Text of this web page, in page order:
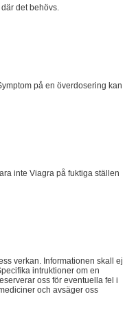
det behövs.
på en överdosering kan
inte Viagra på fuktiga ställen
verkan. Informationen skall ej
intruktioner om en
oss för eventuella fel i
och avsäger oss